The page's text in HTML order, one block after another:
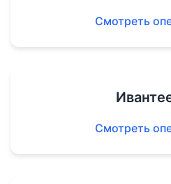
Смотреть
Смотреть